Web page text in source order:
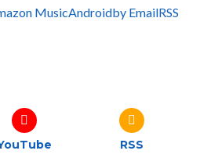
MusicAndroidby EmailRSS
RSS